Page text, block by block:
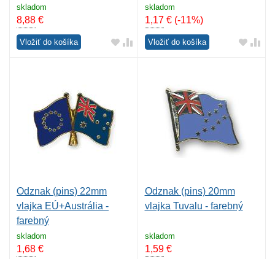
skladom
8,88 €
Vložiť do košíka
skladom
1,17 € (-11%)
Vložiť do košíka
Odznak (pins) 22mm
vlajka EÚ+Austrália -
farebný
skladom
1,68 €
Odznak (pins) 20mm
vlajka Tuvalu - farebný
skladom
1,59€